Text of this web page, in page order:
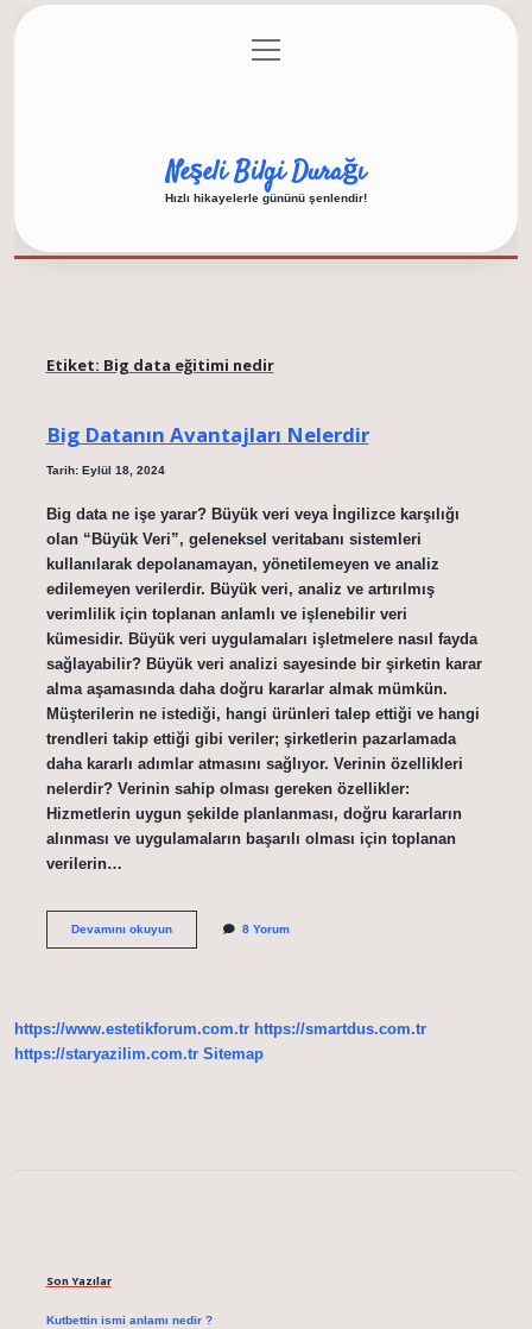
Gizlilik Politikası
menüyü
aç
Neşeli Bilgi Durağı
Hızlı hikayelerle gününü şenlendir!
Etiket: Big data eğitimi nedir
Big Datanın Avantajları Nelerdir
Tarih: Eylül 18, 2024
Big data ne işe yarar? Büyük veri veya İngilizce karşılığı
olan “Büyük Veri”, geleneksel veritabanı sistemleri
kullanılarak depolanamayan, yönetilemeyen ve analiz
edilemeyen verilerdir. Büyük veri, analiz ve artırılmış
verimlilik için toplanan anlamlı ve işlenebilir veri
kümesidir. Büyük veri uygulamaları işletmelere nasıl fayda
sağlayabilir? Büyük veri analizi sayesinde bir şirketin karar
alma aşamasında daha doğru kararlar almak mümkün.
Müşterilerin ne istediği, hangi ürünleri talep ettiği ve hangi
trendleri takip ettiği gibi veriler; şirketlerin pazarlamada
daha kararlı adımlar atmasını sağlıyor. Verinin özellikleri
nelerdir? Verinin sahip olması gereken özellikler:
Hizmetlerin uygun şekilde planlanması, doğru kararların
alınması ve uygulamaların başarılı olması için toplanan
verilerin…
Devamını okuyunBig
8 Yorum
https://www.estetikforum.com.tr https://smartdus.com.tr
https://staryazilim.com.tr Sitemap
Son Yazılar
Kutbettin ismi anlamı nedir ?